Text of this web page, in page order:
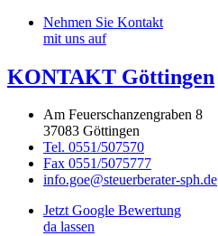
Nehmen Sie Kontakt
mit uns auf
KONTAKT Göttingen
Am Feuerschanzengraben 8
37083 Göttingen
Tel. 0551/507570
Fax 0551/5075777
info.goe@steuerberater-sph.de
Jetzt Google Bewertung
da lassen